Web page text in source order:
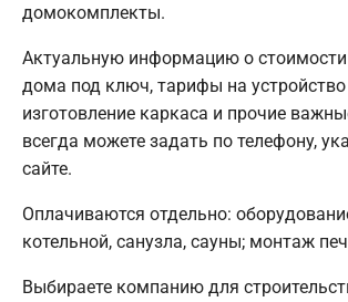
домокомплекты.
Актуальную информацию о
дома под ключ, тарифы на
изготовление каркаса и прочие
всегда можете задать по телефону,
сайте.
Оплачиваются отдельно:
котельной, санузла, сауны; монтаж
Выбираете компанию для